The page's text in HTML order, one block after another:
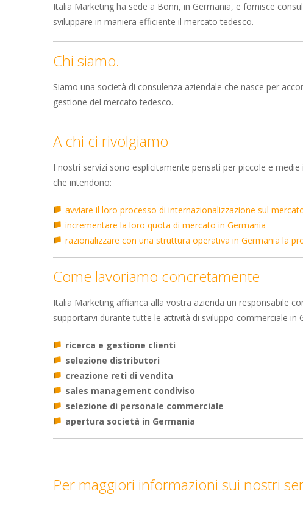
Italia Marketing ha sede a Bonn, in Germania, e fornisce
sviluppare in maniera efficiente il mercato tedesco.
Chi siamo.
Siamo una società di consulenza aziendale che nasce per
gestione del mercato tedesco.
A chi ci rivolgiamo
I nostri servizi sono esplicitamente pensati per piccole e
che intendono:
avviare il loro processo di internazionalizzazione sul
incrementare la loro quota di mercato in Germania
razionalizzare con una struttura operativa in Germania la
Come lavoriamo concretamente
Italia Marketing affianca alla vostra azienda un responsabile
supportarvi durante tutte le attività di sviluppo commerciale in
ricerca e gestione clienti
selezione distributori
creazione reti di vendita
sales management condiviso
selezione di personale commerciale
apertura società in Germania
Per maggiori informazioni sui nostri